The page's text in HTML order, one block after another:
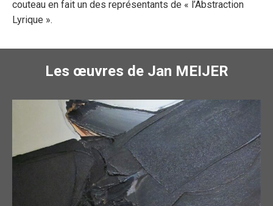
couteau en fait un des représentants de « l’Abstraction
Lyrique ».
Les œuvres de Jan MEIJER